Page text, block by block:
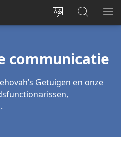
Taal
Inloggen
(opent
Zoeken
communicatie
Getuigen en onze